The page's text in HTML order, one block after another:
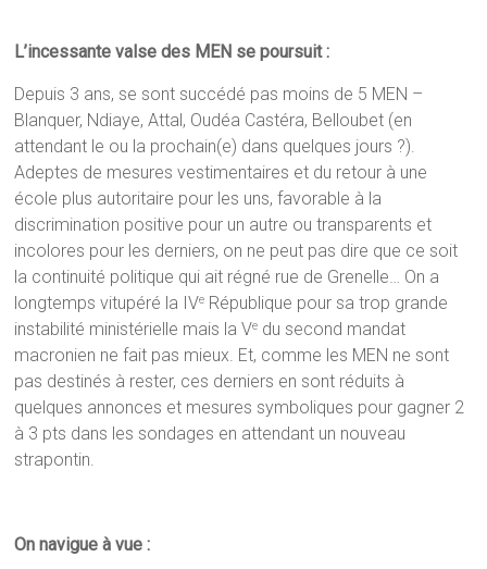
L’incessante valse des MEN se poursuit :
Depuis 3 ans, se sont succédé pas moins de 5 MEN –
Blanquer, Ndiaye, Attal, Oudéa Castéra, Belloubet (en
attendant le ou la prochain(e) dans quelques jours ?).
Adeptes de mesures vestimentaires et du retour à une
école plus autoritaire pour les uns, favorable à la
discrimination positive pour un autre ou transparents et
incolores pour les derniers, on ne peut pas dire que ce soit
la continuité politique qui ait régné rue de Grenelle… On a
longtemps vitupéré la IVe République pour sa trop grande
instabilité ministérielle mais la Ve du second mandat
macronien ne fait pas mieux. Et, comme les MEN ne sont
pas destinés à rester, ces derniers en sont réduits à
quelques annonces et mesures symboliques pour gagner 2
à 3 pts dans les sondages en attendant un nouveau
strapontin.
On navigue à vue :